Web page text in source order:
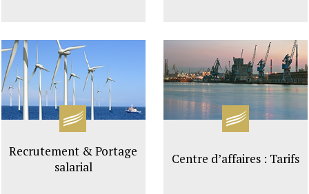
Recrutement & Portage
salarial
Centre d’affaires : Tarifs